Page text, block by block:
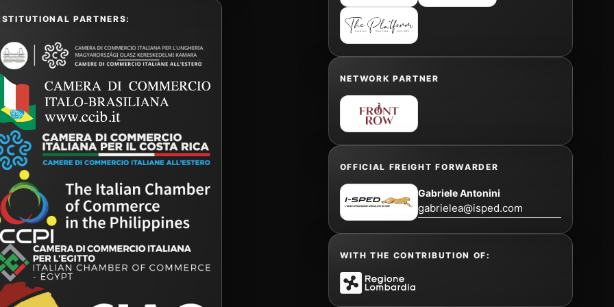
PARTNERS:
NETWORK PARTNER
OFFICIAL FREIGHT FORWARDER
Gabriele Antonini
gabrielea@isped.com
WITH THE CONTRIBUTION OF: